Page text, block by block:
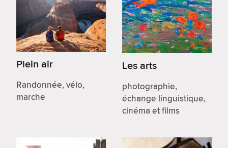
Plein air
Randonnée, vélo,
marche
Les arts
photographie,
échange linguistique,
cinéma et films